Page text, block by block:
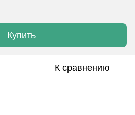
Купить
К сравнению